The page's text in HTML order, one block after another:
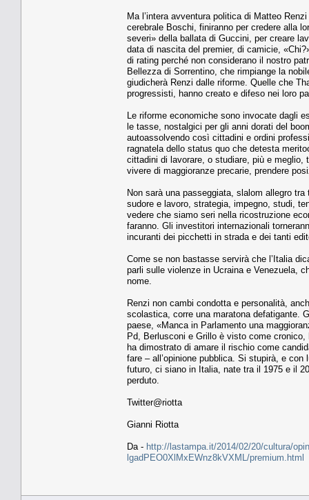
Ma l’intera avventura politica di Matteo
cerebrale Boschi, finiranno per credere alla
severi» della ballata di Guccini, per creare
data di nascita del premier, di camicie,
di rating perché non considerano il nostro
Bellezza di Sorrentino, che rimpiange la
giudicherà Renzi dalle riforme. Quelle che
progressisti, hanno creato e difeso nei loro
Le riforme economiche sono invocate dagli
le tasse, nostalgici per gli anni dorati del
autoassolvendo così cittadini e ordini
ragnatela dello status quo che detesta
cittadini di lavorare, o studiare, più e
vivere di maggioranze precarie, prendere
Non sarà una passeggiata, slalom allegro
sudore e lavoro, strategia, impegno, studi,
vedere che siamo seri nella ricostruzione
faranno. Gli investitori internazionali
incuranti dei picchetti in strada e dei tanti
Come se non bastasse servirà che l’Italia
parli sulle violenze in Ucraina e Venezuela,
nome.
Renzi non cambi condotta e personalità,
scolastica, corre una maratona defatigante.
paese, «Manca in Parlamento una
Pd, Berlusconi e Grillo è visto come
ha dimostrato di amare il rischio come
fare – all’opinione pubblica. Si stupirà, e
futuro, ci siano in Italia, nate tra il 1975 e il
perduto.
Twitter@riotta
Gianni Riotta
Da - http://lastampa.it/2014/02/20/cultura/
lgadPEO0XlMxEWnz8kVXML/premium.html